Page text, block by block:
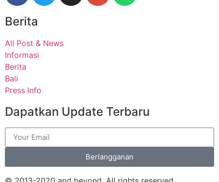
Berita
All Post & News
Informasi
Berita
Bali
Press Info
Dapatkan Update Terbaru
Berlangganan